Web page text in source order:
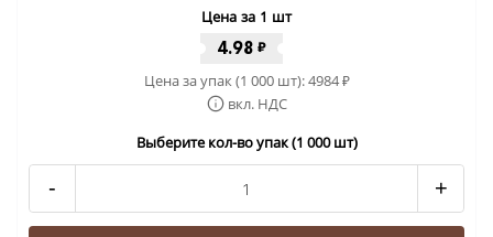
Цена за 1 шт
4.98 ₽
Цена за упак (1 000 шт):4984₽
вкл. НДС
Выберите кол-во упак (1 000 шт)
- +